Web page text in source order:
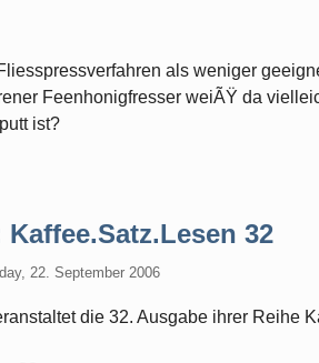
als weniger
Feenhonigfresser weiÃŸ da
ist?
32
22. September 2006
die 32. Ausgabe ihrer Reihe